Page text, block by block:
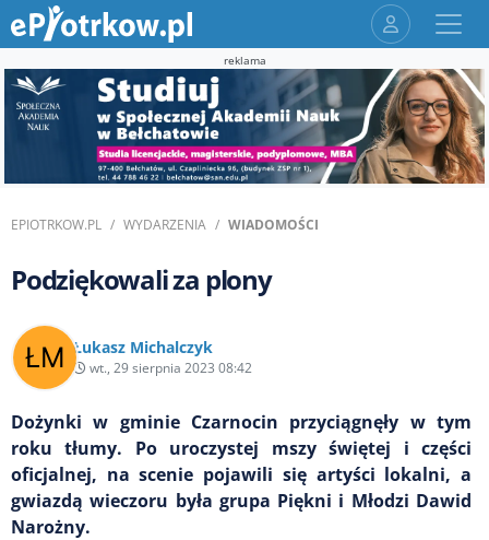
reklama
EPIOTRKOW.PL WYDARZENIA WIADOMOŚCI
Podziękowali za plony
Łukasz Michalczyk
wt., 29 sierpnia 2023 08:42
Dożynki w gminie Czarnocin przyciągnęły w tym
roku tłumy. Po uroczystej mszy świętej i części
oficjalnej, na scenie pojawili się artyści lokalni, a
gwiazdą wieczoru była grupa Piękni i Młodzi Dawid
Narożny.